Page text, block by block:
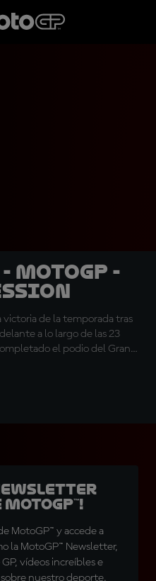
MotoGP -
victoria de la temporada tras
a lo largo de las 23
el podio del Gran
MotoGP™ y accede a
la MotoGP™ Newsletter,
vídeos increíbles e
nuestro deporte.